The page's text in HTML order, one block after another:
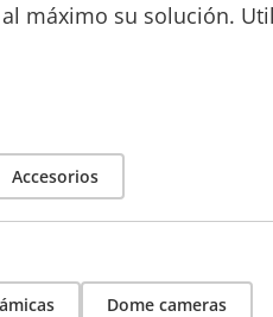
máximo su solución.
Accesorios
Dome cameras